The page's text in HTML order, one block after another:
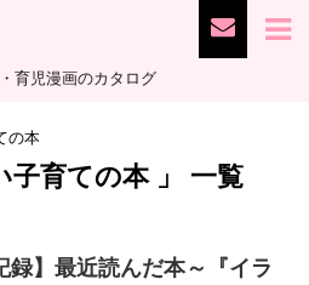
育児漫画のカタログ
の本
子育ての本 」 一覧
録】最近読んだ本～『イラ